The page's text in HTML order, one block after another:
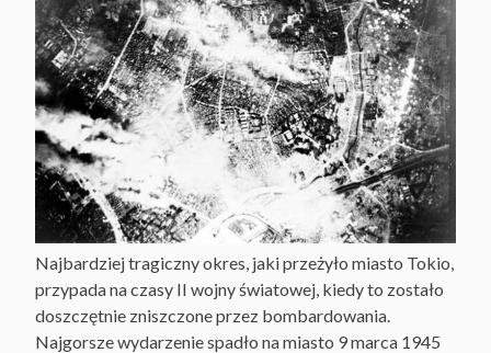
Najbardziej tragiczny okres, jaki przeżyło miasto Tokio,
przypada na czasy II wojny światowej, kiedy to zostało
doszczętnie zniszczone przez bombardowania.
Najgorsze wydarzenie spadło na miasto 9 marca 1945